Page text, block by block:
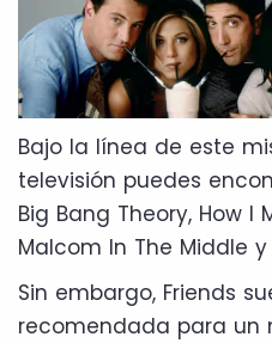
Bajo la línea de este
televisión puedes
Big Bang Theory, How I
Malcom In The Middle
Sin embargo, Friends
recomendada para un